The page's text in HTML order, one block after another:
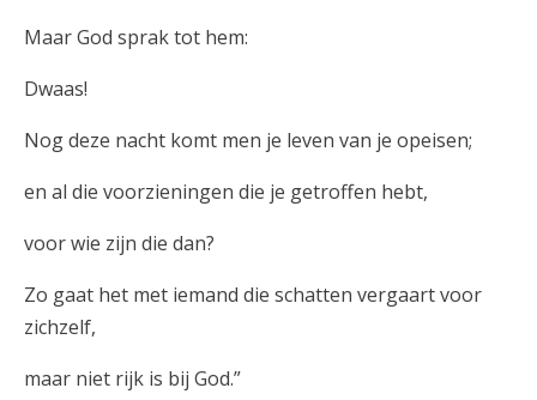
Maar God sprak tot hem:
Dwaas!
Nog deze nacht komt men je leven van je opeisen;
en al die voorzieningen die je getroffen hebt,
voor wie zijn die dan?
Zo gaat het met iemand die schatten vergaart voor
zichzelf,
maar niet rijk is bij God.”